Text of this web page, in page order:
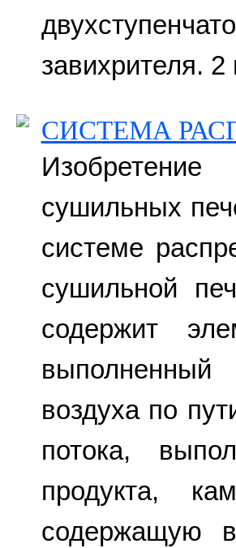
завихрителя. 2
СИСТЕМА
сушильных
системе
сушильной
содержит
воздуха по
потока,
продукта,
содержащую